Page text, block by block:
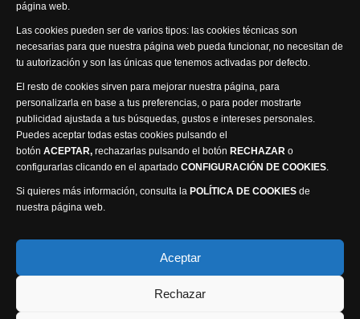
página web.
Las cookies pueden ser de varios tipos: las cookies técnicas son
necesarias para que nuestra página web pueda funcionar, no necesitan de
tu autorización y son las únicas que tenemos activadas por defecto.
El resto de cookies sirven para mejorar nuestra página, para
personalizarla en base a tus preferencias, o para poder mostrarte
publicidad ajustada a tus búsquedas, gustos e intereses personales.
Puedes aceptar todas estas cookies pulsando el
botón ACEPTAR, rechazarlas pulsando el botón RECHAZAR o
configurarlas clicando en el apartado CONFIGURACIÓN DE COOKIES.
Si quieres más información, consulta la POLÍTICA DE COOKIES de
nuestra página web.
Aceptar
Rechazar
Política de privacidad
Política de cookies
Accesibilidad
Compromiso con la protección de datos personales
Visión Seis Televisión © 2014 Parque Empresarial
Ajusa, Calle 1 nº1, Ctra. Ayora - km 2.2, 02006
Albacete, España - Tel.967 240 648